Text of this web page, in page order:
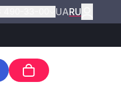
UARU